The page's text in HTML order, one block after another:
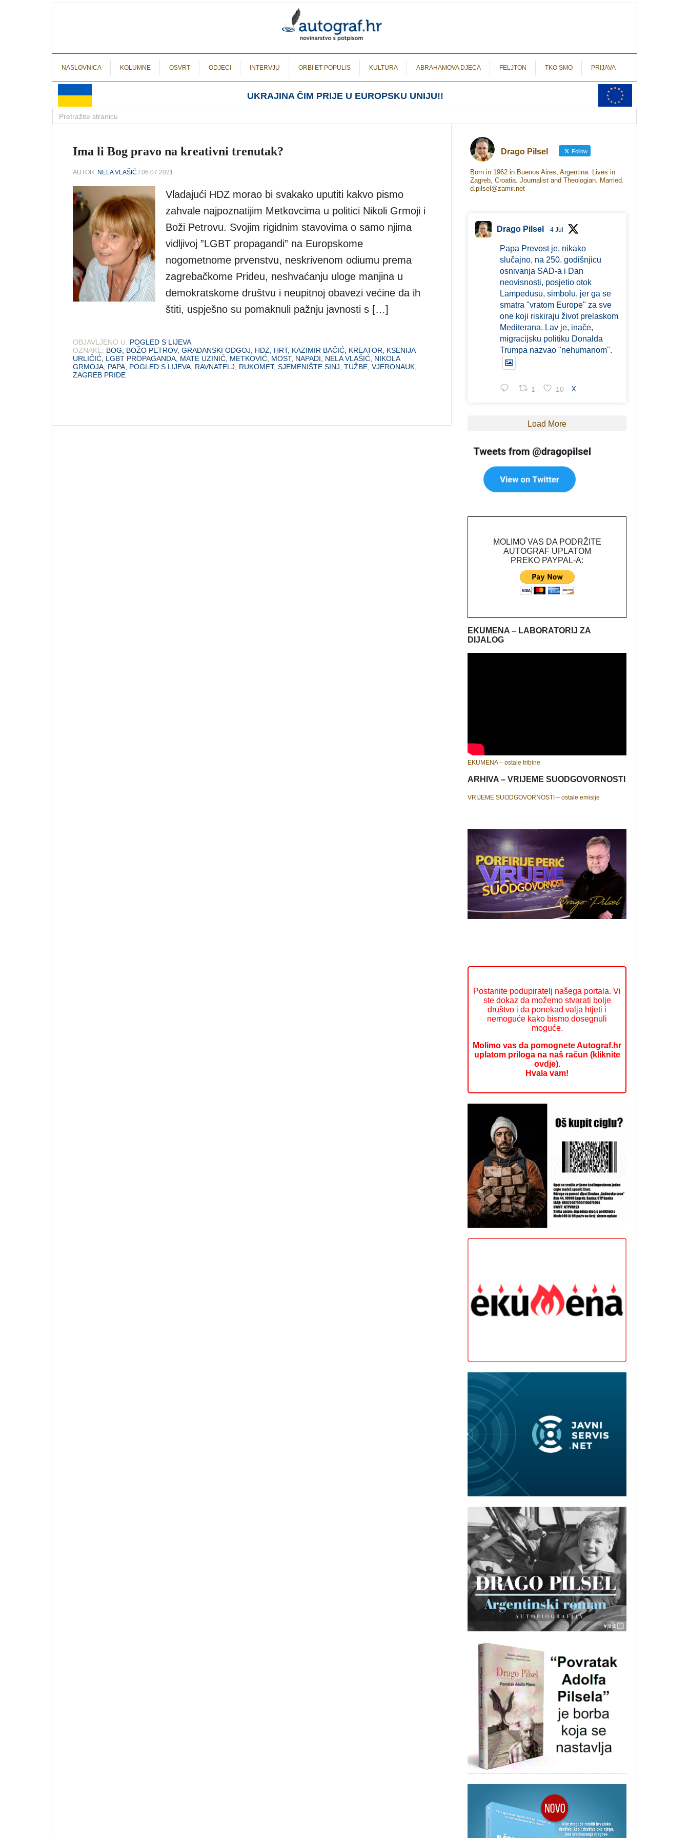
NASLOVNICA KOLUMNE OSVRT ODJECI INTERVJU ORBI ET POPULIS KULTURA ABRAHAMOVA DJECA FELJTON TKO SMO PRIJAVA
UKRAJINA ČIM PRIJE U EUROPSKU UNIJU!!
Ima li Bog pravo na kreativni trenutak?
AUTOR: NELA VLAŠIĆ / 06.07.2021.
Vladajući HDZ morao bi svakako uputiti kakvo pismo
zahvale najpoznatijim Metkovcima u politici Nikoli Grmoji i
Boži Petrovu. Svojim rigidnim stavovima o samo njima
vidljivoj ”LGBT propagandi” na Europskome
nogometnome prvenstvu, neskrivenom odiumu prema
zagrebačkome Prideu, neshvaćanju uloge manjina u
demokratskome društvu i neupitnoj obavezi većine da ih
štiti, uspješno su pomaknuli pažnju javnosti s […]
OBJAVLJENO U: POGLED S LIJEVA
OZNAKE: BOG BOŽO PETROV, GRAĐANSKI ODGOJ HDZ HRT, KAZIMIR BAČIĆ KREATOR
KSENIJA
URLIČIĆ LGBT PROPAGANDA MATE UZINIĆ METKOVIĆ MOST, NAPADI NELA VLAŠIĆ NIKOLA
GRMOJA PAPA POGLED S LIJEVA RAVNATELJ RUKOMET, SJEMENIŠTE SINJ TUŽBE VJERONAUK
ZAGREB PRIDE
Drago Pilsel Follow
Born in 1962 in Buenos Aires, Argentina. Lives in
Zagreb, Croatia. Journalist and Theologian. Married.
d.pilsel@zamir.net
Drago Pilsel 4 Jul
Papa Prevost je, nikako
slučajno, na 250. godišnjicu
osnivanja SAD-a i Dan
neovisnosti, posjetio otok
Lampedusu, simbolu, jer ga se
smatra "vratom Europe" za sve
one koji riskiraju život prelaskom
Mediterana. Lav je, inače,
migracijsku politiku Donalda
Trumpa nazvao "nehumanom".
1 10 X
Load More
MOLIMO VAS DA PODRŽITE
AUTOGRAF UPLATOM
PREKO PAYPAL-A:
EKUMENA – LABORATORIJ ZA
DIJALOG
EKUMENA – ostale tribine
ARHIVA – VRIJEME SUODGOVORNOSTI
VRIJEME SUODGOVORNOSTI – ostale emisije
Postanite podupiratelj našega portala. Vi
ste dokaz da možemo stvarati bolje
društvo i da ponekad valja htjeti i
nemoguće kako bismo dosegnuli
moguće.
Molimo vas da pomognete Autograf.hr
uplatom priloga na naš račun (kliknite
ovdje).
Hvala vam!